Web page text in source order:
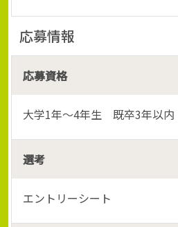
応募情報
応募資格
大学1年～4年生 既卒3年以内
選考
エントリーシート